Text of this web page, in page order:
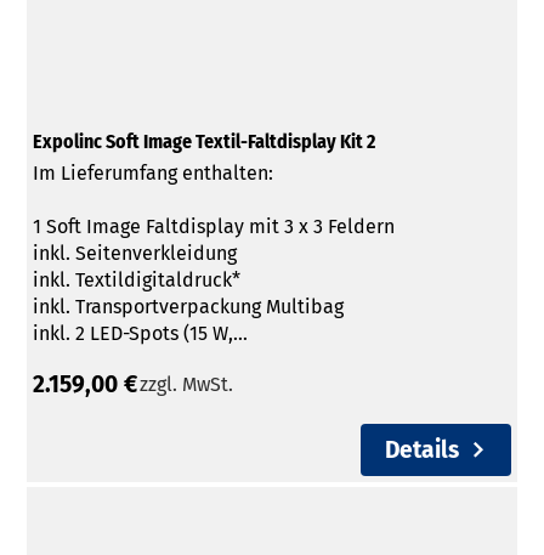
Expolinc Soft Image Textil-Faltdisplay Kit 2
Im Lieferumfang enthalten:
1 Soft Image Faltdisplay mit 3 x 3 Feldern
inkl. Seitenverkleidung
inkl. Textildigitaldruck*
inkl. Transportverpackung Multibag
inkl. 2 LED-Spots (15 W,...
2.159,00 €zzgl. MwSt.
Details